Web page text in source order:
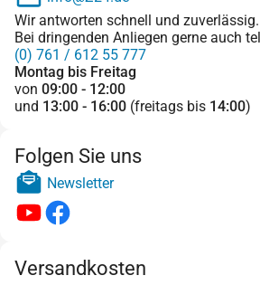
Wir antworten schnell und zuverlässig.
Bei dringenden Anliegen gerne auch
(0) 761 / 612 55 777
Montag bis Freitag
von 09:00 - 12:00
und 13:00 - 16:00 (freitags bis 14:00)
Folgen Sie uns
Newsletter
Versandkosten